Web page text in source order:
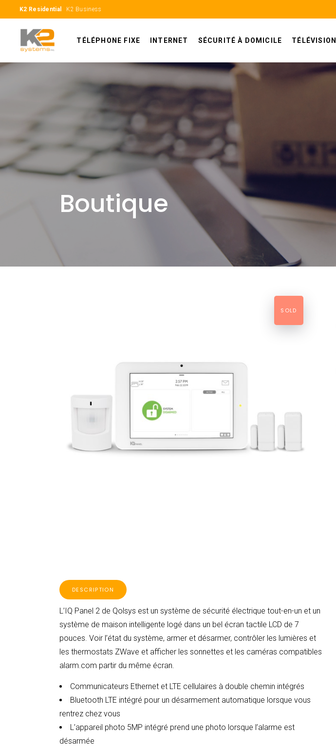
K2 Residential K2 Business
TÉLÉPHONE FIXE INTERNET SÉCURITÉ À DOMICILE TÉLÉVISION
Boutique
SOLD
DESCRIPTION
L’IQ Panel 2 de Qolsys est un système de sécurité électrique tout-en-un et un
système de maison intelligente logé dans un bel écran tactile LCD de 7
pouces. Voir l’état du système, armer et désarmer, contrôler les lumières et
les thermostats ZWave et afficher les sonnettes et les caméras compatibles
alarm.com partir du même écran.
Communicateurs Ethernet et LTE cellulaires à double chemin intégrés
Bluetooth LTE intégré pour un désarmement automatique lorsque vous
rentrez chez vous
L’appareil photo 5MP intégré prend une photo lorsque l’alarme est
désarmée